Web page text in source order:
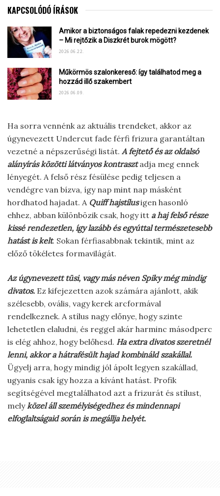
KAPCSOLÓDÓ ÍRÁSOK
Amikor a biztonságos falak repedezni kezdenek
– Mi rejtőzik a Diszkrét burok mögött?
2026.06.22.
Műkörmös szalonkereső: így találhatod meg a
hozzád illő szakembert
2026.06.09.
Ha sorra vennénk az aktuális trendeket, akkor az
úgynevezett Undercut fade férfi frizura garantáltan
vezetné a népszerűségi listát. A fejtető és az oldalsó
alányírás közötti látványos kontrasztadja meg ennek
lényegét. A felső rész fésülése pedig teljesen a
vendégre van bízva, így nap mint nap másként
hordhatod hajadat. A Quiff hajstílusigen hasonló
ehhez, abban különbözik csak, hogy itt a haj felső része
kissé rendezetlen, így lazább és egyúttal természetesebb
hatást is kelt. Sokan férfiasabbnak tekintik, mint az
előző tökéletes formavilágát.
Az úgynevezett tüsi, vagy más néven Spiky még mindig
divatos. Ez kifejezetten azok számára ajánlott, akik
szélesebb, ovális, vagy kerek arcformával
rendelkeznek. A stílus nagy előnye, hogy szinte
lehetetlen elaludni, és reggel akár harminc másodperc
is elég ahhoz, hogy belőhesd. Ha extra divatos szeretnél
lenni, akkor a hátrafésült hajad kombináld szakállal.
Ügyelj arra, hogy mindig jól ápolt legyen szakállad,
ugyanis csak így hozza a kívánt hatást. Profik
segítségével megtalálhatod azt a frizurát és stílust,
mely közel áll személyiségedhez és mindennapi
elfoglaltságaid során is megállja helyét.